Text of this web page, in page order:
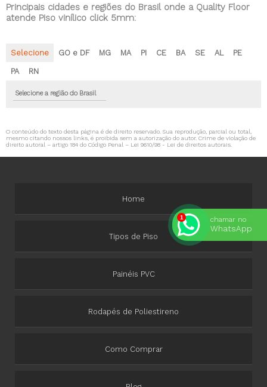
Principais cidades e regiões do Brasil onde a Quality Floor
atende Piso vinílico click 5mm:
Selecione GO e DF MG MA PI CE BA SE AL PE
PA RN
Selecione a região do Brasil
O conteúdo do texto desta página é de direito reservado. Sua reprodução, parcial ou total,
mesmo citando nossos links, é proibida sem a autorização do autor. Crime de violação de
direito autoral – artigo 184 do Código Penal – Lei 9610/98 - Lei de direitos autorais
Home
Tipos de Piso
Painéis PVC
Rodapés de Poliestireno
Como Comprar
chamar no
WhatsApp